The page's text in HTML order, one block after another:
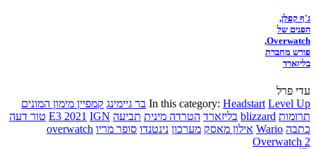
ג'ף קפלן,
הפנים של
Overwatch,
פורש מחברת
בליזארד
עדי פרל
In this category: Headstart Level Up בר גיימינג קמפיין מימון המונים
תרומות blizzard בליזארד הטרדה מינית תביעה E3 2021 IGN
טור דעה
כתבה Wario אילון מאסק מערכון נינטנדו סופר מריו overwatch
Overwatch 2